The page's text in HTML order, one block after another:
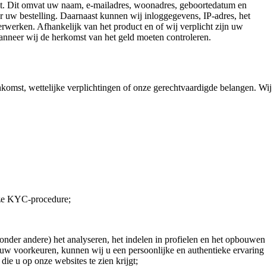
Dit omvat uw naam, e-mailadres, woonadres, geboortedatum en
bestelling. Daarnaast kunnen wij inloggegevens, IP-adres, het
Afhankelijk van het product en of wij verplicht zijn uw
wij de herkomst van het geld moeten controleren.
wettelijke verplichtingen of onze gerechtvaardigde belangen. Wij
KYC-procedure;
andere) het analyseren, het indelen in profielen en het opbouwen
voorkeuren, kunnen wij u een persoonlijke en authentieke ervaring
u op onze websites te zien krijgt;